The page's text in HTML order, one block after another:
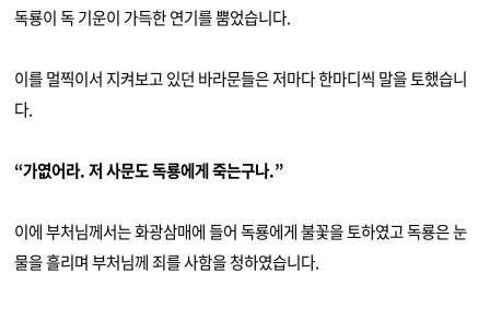
독룡이 독 기운이 가득한 연기를 뿜었습니다.
이를 멀찍이서 지켜보고 있던 바라문들은 저마다 한마디씩 말을 토했습니
다.
“가엾어라.저 사문도 독룡에게 죽는구나.”
이에 부처님께서는 화광삼매에 들어 독룡에게 불꽃을 토하였고 독룡은 눈
물을 흘리며 부처님께 죄를 사함을 청하였습니다.